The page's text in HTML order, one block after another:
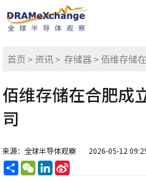
首页 > 资讯>存储器> 佰维存储
佰维存储在合肥成
司
来源：全球半导体观察 2026-05-12
分
享
WeChatLinkedIn